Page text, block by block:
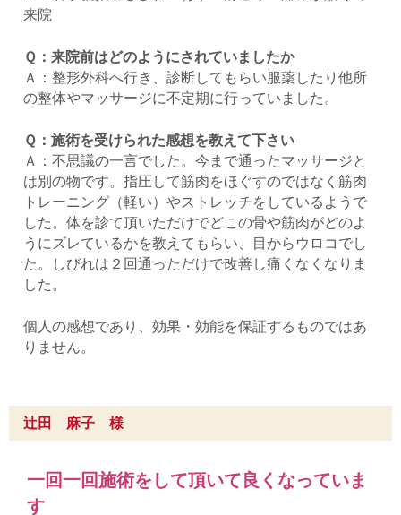
来院
Ｑ：来院前はどのようにされていましたか
Ａ：整形外科へ行き、診断してもらい服薬したり他所
の整体やマッサージに不定期に行っていました。
Ｑ：施術を受けられた感想を教えて下さい
Ａ：不思議の一言でした。今まで通ったマッサージと
は別の物です。指圧して筋肉をほぐすのではなく筋肉
トレーニング（軽い）やストレッチをしているようで
した。体を診て頂いただけでどこの骨や筋肉がどのよ
うにズレているかを教えてもらい、目からウロコでし
た。しびれは２回通っただけで改善し痛くなくなりま
した。
個人の感想であり、効果・効能を保証するものではあ
りません。
辻田 麻子 様
一回一回施術をして頂いて良くなっていま
す